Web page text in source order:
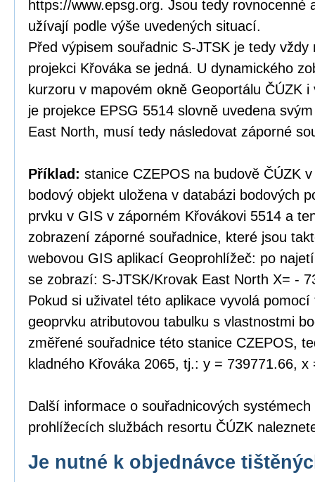
https://www.epsg.org. Jsou tedy rovnocenné
užívají podle výše uvedených situací.
Před výpisem souřadnic S-JTSK je tedy
projekci Křováka se jedná. U dynamického
kurzoru v mapovém okně Geoportálu ČÚZK
je projekce EPSG 5514 slovně uvedena
East North, musí tedy následovat záporné
Příklad: stanice CZEPOS na budově ČÚZK
bodový objekt uložena v databázi bodových
prvku v GIS v záporném Křovákovi 5514 a
zobrazení záporné souřadnice, které jsou
webovou GIS aplikací Geoprohlížeč: po
se zobrazí: S-JTSK/Krovak East North X= -
Pokud si uživatel této aplikace vyvolá
geoprvku atributovou tabulku s vlastnostmi
změřené souřadnice této stanice CZEPOS,
kladného Křováka 2065, tj.: y = 739771.66, x
Další informace o souřadnicových
prohlížecích službách resortu ČÚZK
Je nutné k objednávce